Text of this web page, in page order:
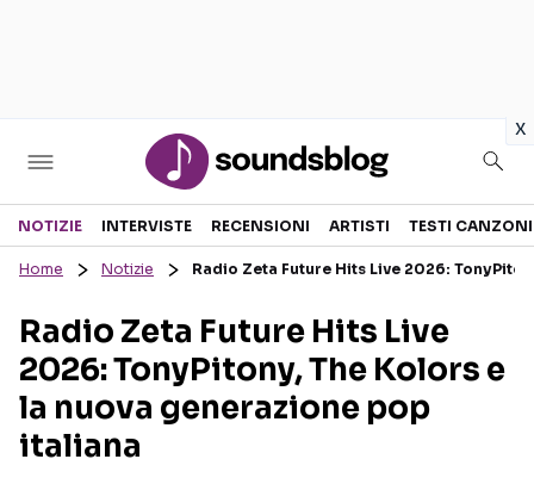
x
Sezioni
RECENSIONI MUSICALI
INTERVISTE
GOSSIP E CURIOSITÀ
TESTI CANZONI
TOUR ED EVENTI
TALENT SHOW
NOTIZIE INTERVISTE RECENSIONI ARTISTI TESTI CANZONI
Home Notizie Radio Zeta Future Hits Live 2026:
Radio Zeta Future Hits Live
2026: TonyPitony, The Kolors e
la nuova generazione pop
italiana